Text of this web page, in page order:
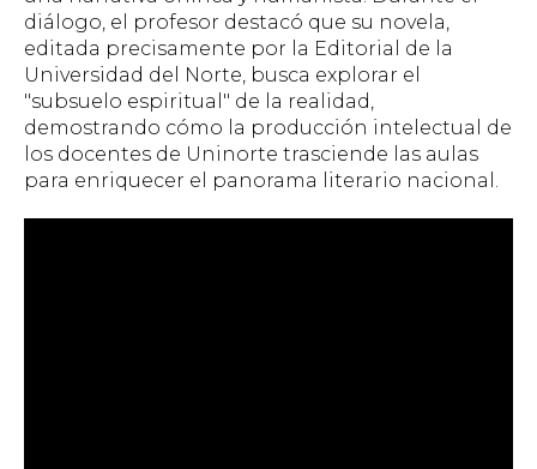
diálogo, el profesor destacó que su novela,
editada precisamente por la Editorial de la
Universidad del Norte, busca explorar el
"subsuelo espiritual" de la realidad,
demostrando cómo la producción intelectual de
los docentes de Uninorte trasciende las aulas
para enriquecer el panorama literario nacional.